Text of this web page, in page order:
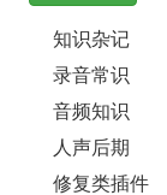
知识杂记
录音常识
音频知识
人声后期
修复类插件